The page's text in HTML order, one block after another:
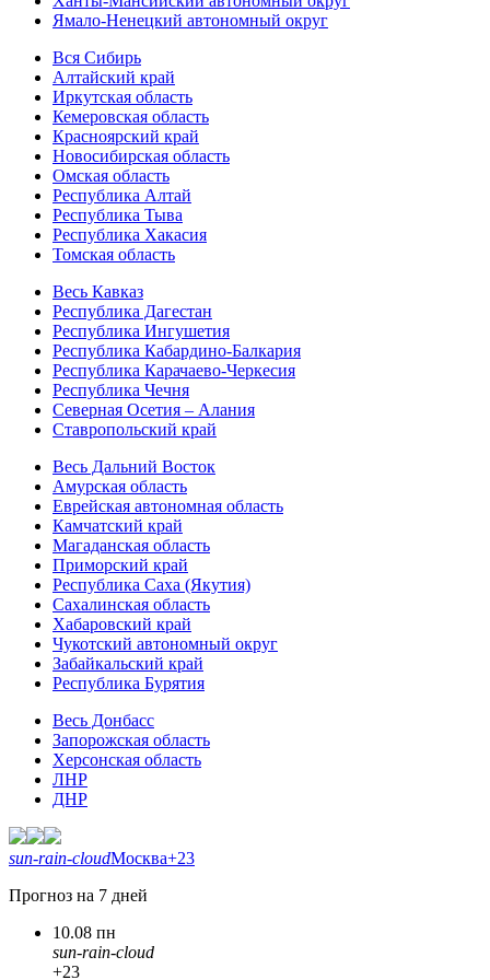
Ямало-Ненецкий автономный округ
Вся Сибирь
Алтайский край
Иркутская область
Кемеровская область
Красноярский край
Новосибирская область
Омская область
Республика Алтай
Республика Тыва
Республика Хакасия
Томская область
Весь Кавказ
Республика Дагестан
Республика Ингушетия
Республика Кабардино-Балкария
Республика Карачаево-Черкесия
Республика Чечня
Северная Осетия – Алания
Ставропольский край
Весь Дальний Восток
Амурская область
Еврейская автономная область
Камчатский край
Магаданская область
Приморский край
Республика Саха (Якутия)
Сахалинская область
Хабаровский край
Чукотский автономный округ
Забайкальский край
Республика Бурятия
Весь Донбасс
Запорожская область
Херсонская область
ЛНР
ДНР
sun-rain-cloudМосква+23
Прогноз на 7 дней
10.08 пн
sun-rain-cloud
+23